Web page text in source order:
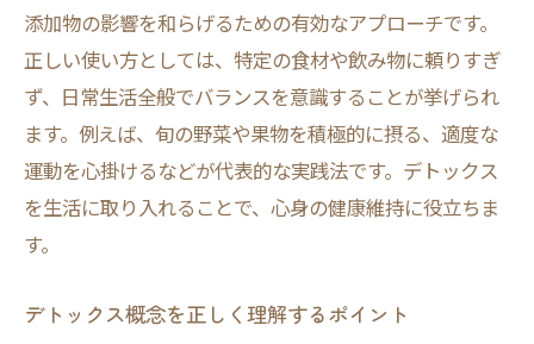
デトックスに役立つ食べ物の選定方法
飲み物で叶えるデトックス生活のヒント
デトックス効果飲み物で体内リフレッシュ
毎日続けたいデトックス飲み物の選び方
デトックスと飲み物の関係を深掘りする
飲み物で実感できるデトックス効果
添加物の影響を和らげるための有効なアプローチです。
正しい使い方としては、特定の食材や飲み物に頼りすぎ
ず、日常生活全般でバランスを意識することが挙げられ
ます。例えば、旬の野菜や果物を積極的に摂る、適度な
運動を心掛けるなどが代表的な実践法です。デトックス
を生活に取り入れることで、心身の健康維持に役立ちま
す。
デトックス概念を正しく理解するポイント